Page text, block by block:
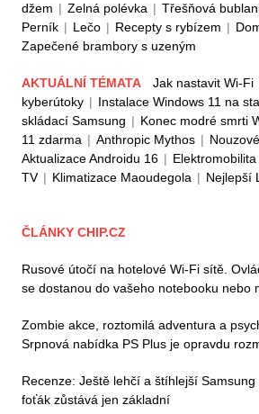
džem | Zelná polévka | Třešňová
Perník | Lečo | Recepty s rybízem |
Zapečené brambory s uzeným
AKTUÁLNÍ TÉMATA Jak nastavit Wi-Fi
kyberútoky | Instalace Windows 11 na
skládací Samsung | Konec modré smrti
11 zdarma | Anthropic Mythos |
Aktualizace Androidu 16 | Elektromobilita
TV | Klimatizace Maoudegola | Nejlepší
ČLÁNKY CHIP.CZ
Rusové útočí na hotelové Wi-Fi sítě.
se dostanou do vašeho notebooku nebo
Zombie akce, roztomilá adventura a
Srpnová nabídka PS Plus je opravdu
Recenze: Ještě lehčí a štíhlejší
foťák zůstává jen základní